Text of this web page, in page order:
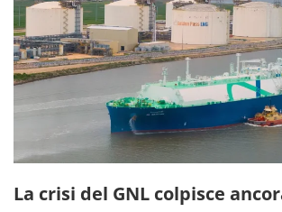
La crisi del GNL colpisce